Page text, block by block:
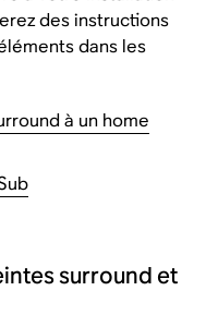
des instructions
dans les
à un home
surround et